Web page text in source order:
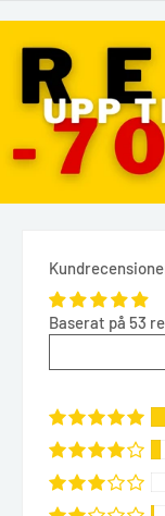
Baserat på 53